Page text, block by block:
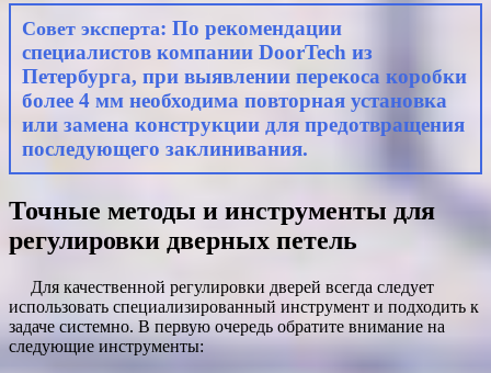
Совет эксперта: По рекомендации
специалистов компании DoorTech из
Петербурга, при выявлении перекоса коробки
более 4 мм необходима повторная установка
или замена конструкции для предотвращения
последующего заклинивания.
Точные методы и инструменты для
регулировки дверных петель
Для качественной регулировки дверей всегда следует
использовать специализированный инструмент и подходить к
задаче системно. В первую очередь обратите внимание на
следующие инструменты: